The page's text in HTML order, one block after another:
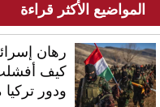
المواضيع الأكثر قراءة
رهان
كيف
ودور